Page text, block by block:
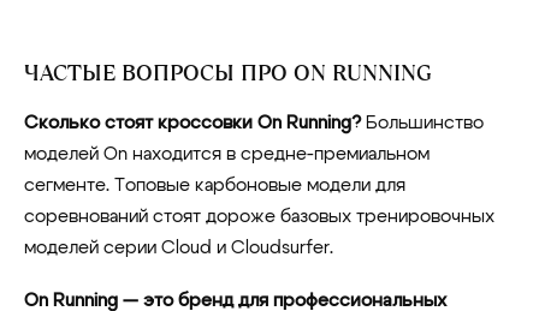
ЧАСТЫЕ ВОПРОСЫ ПРО ON RUNNING
Сколько стоят кроссовки On Running?Большинство
моделей On находится в средне-премиальном
сегменте. Топовые карбоновые модели для
соревнований стоят дороже базовых тренировочных
моделей серии Cloud и Cloudsurfer.
On Running — это бренд для профессиональных